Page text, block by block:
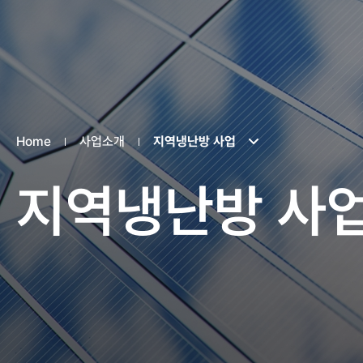
Home 사업소개 지역냉난방 사업
지역냉난방 사